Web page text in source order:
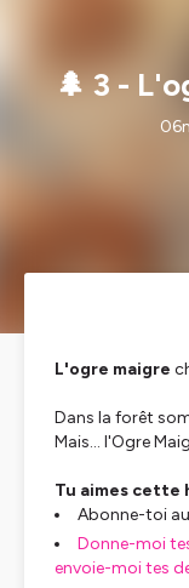
🌲 3 -
L'ogre maigre
Dans la forêt
Mais... l'Ogre
Tu aimes cette
Abonne-toi
Donne-moi
envoie-moi tes